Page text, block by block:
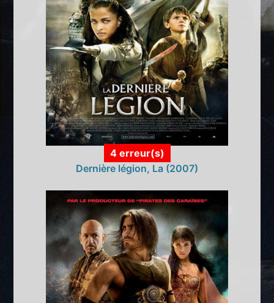
4 erreur(s)
Dernière légion, La (2007)